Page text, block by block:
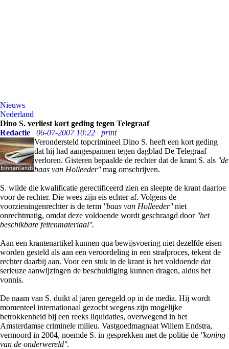
Nieuws
Nederland
Dino S. verliest kort geding tegen Telegraaf
Redactie
06-07-2007 10:22
print
Verondersteld topcrimineel Dino S. heeft een kort geding
dat hij had aangespannen tegen dagblad De Telegraaf
verloren. Gisteren bepaalde de rechter dat de krant S. als ''de
baas van Holleeder''mag omschrijven.
S. wilde die kwalificatie gerectificeerd zien en sleepte de krant daartoe
voor de rechter. Die wees zijn eis echter af. Volgens de
voorzieningenrechter is de term ''baas van Holleeder''niet
onrechtmatig, omdat deze voldoende wordt geschraagd door ''het
beschikbare feitenmateriaal''.
Aan een krantenartikel kunnen qua bewijsvoering niet dezelfde eisen
worden gesteld als aan een veroordeling in een strafproces, tekent de
rechter daarbij aan. Voor een stuk in de krant is het voldoende dat
serieuze aanwijzingen de beschuldiging kunnen dragen, aldus het
vonnis.
De naam van S. duikt al jaren geregeld op in de media. Hij wordt
momenteel internationaal gezocht wegens zijn mogelijke
betrokkenheid bij een reeks liquidaties, overwegend in het
Amsterdamse criminele milieu. Vastgoedmagnaat Willem Endstra,
vermoord in 2004, noemde S. in gesprekken met de politie de ''koning
van de onderwereld''.